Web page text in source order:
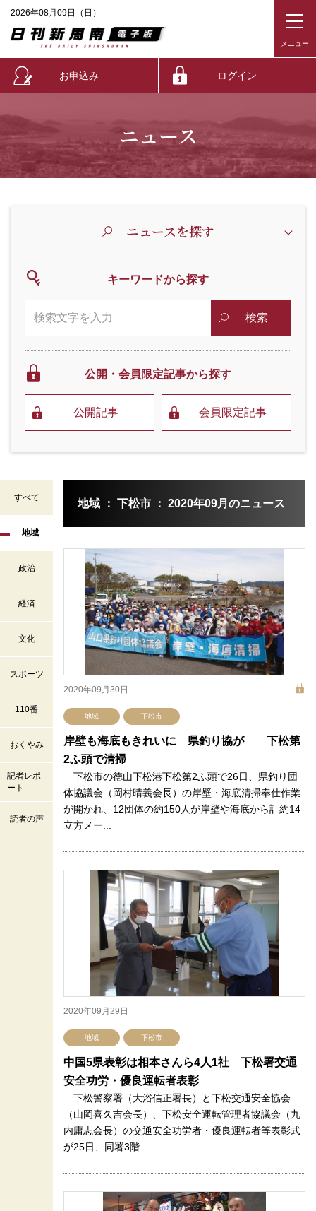
2026年08月09日（日）
お申込み ログイン
ニュース
ニュースを探す
キーワードから探す
検索
公開・会員限定記事から探す
公開記事 会員限定記事
すべて
地域
政治
経済
文化
スポーツ
110番
おくやみ
記者レポ
ート
読者の声
地域 ： 下松市 ： 2020年09月のニュース
2020年09月30日
地域 下松市
岸壁も海底もきれいに 県釣り協が 下松第
2ふ頭で清掃
下松市の徳山下松港下松第2ふ頭で26日、県釣り団
体協議会（岡村晴義会長）の岸壁・海底清掃奉仕作業
が開かれ、12団体の約150人が岸壁や海底から計約14
立方メー...
2020年09月29日
地域 下松市
中国5県表彰は相本さんら4人1社 下松署交通
安全功労・優良運転者表彰
下松警察署（大浴信正署長）と下松交通安全協会
（山岡喜久吉会長）、下松安全運転管理者協議会（九
内庸志会長）の交通安全功労者・優良運転者等表彰式
が25日、同署3階...